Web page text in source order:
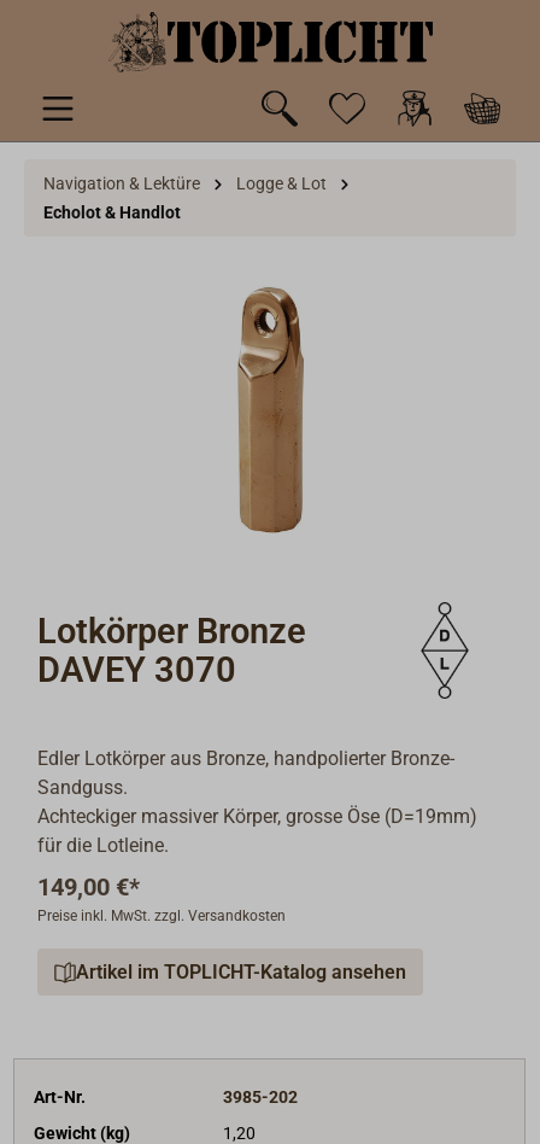
springen
Navigation & Lektüre
Logge & Lot
Echolot & Handlot
Lotkörper Bronze
DAVEY 3070
Edler Lotkörper aus Bronze, handpolierter Bronze-
Sandguss.
Achteckiger massiver Körper, grosse Öse (D=19mm)
für die Lotleine.
149,00 €*
Preise inkl. MwSt. zzgl. Versandkosten
Artikel im TOPLICHT-Katalog ansehen
Art-Nr.
3985-202
Gewicht (kg)
1,20